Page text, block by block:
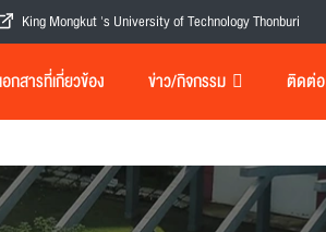
King Mongkut 's University of Technology Thonburi
กสารที่เกี่ยวข้อง ข่าว/กิจกรรม ติดต่อ